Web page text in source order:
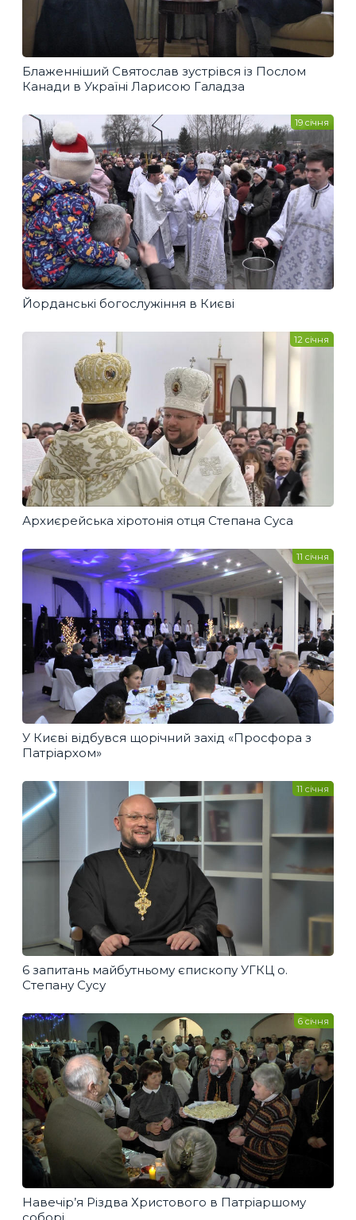
Блаженніший Святослав зустрівся із Послом
Канади в Україні Ларисою Галадза
Йорданські богослужіння в Києві
19 січня
Архиєрейська хіротонія отця Степана Суса
12 січня
У Києві відбувся щорічний захід «Просфора з
Патріархом»
11 січня
6 запитань майбутньому єпископу УГКЦ о.
Степану Сусу
11 січня
Навечір’я Різдва Христового в Патріаршому
6 січня